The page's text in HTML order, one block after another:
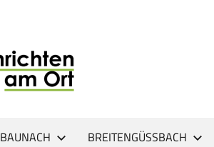
ORT
BAUNACH BREITENGÜSSBACH